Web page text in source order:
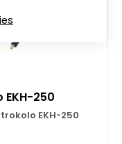
250
EKH-250